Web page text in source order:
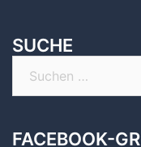
SUCHE
FACEBOOK-